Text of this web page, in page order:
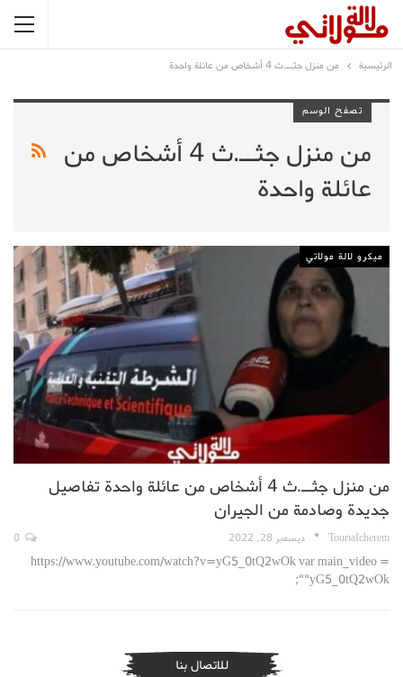
الرئيسية من منزل جثــ.ث 4 أشخاص من عائلة واحدة
تصفح الوسم
من منزل جثــ.ث 4 أشخاص من
عائلة واحدة
ميكرو لالة مولاتي
من منزل جثــ.ث 4 أشخاص من عائلة واحدة تفاصيل
جديدة وصادمة من الجيران
TouriaIcherem ديسمبر 28, 2022
https://www.youtube.com/watch?v=yG5_0tQ2wOk var main_video =
"yG5_0tQ2wOk";
للاتصال بنا